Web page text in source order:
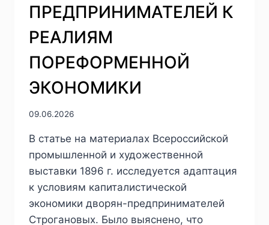
ПРЕДПРИНИМАТЕЛЕЙ К
РЕАЛИЯМ
ПОРЕФОРМЕННОЙ
ЭКОНОМИКИ
09.06.2026
В статье на материалах Всероссийской
промышленной и художественной
выставки 1896 г. исследуется адаптация
к условиям капиталистической
экономики дворян-предпринимателей
Строгановых. Было выяснено, что